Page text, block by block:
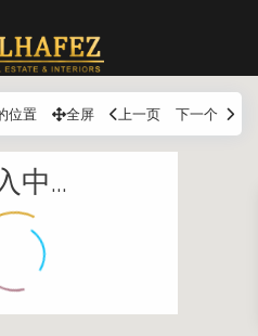
中...
位置 全屏 上一页 下一个